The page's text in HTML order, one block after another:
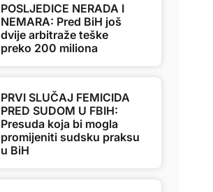
POSLJEDICE NERADA I
NEMARA: Pred BiH još
dvije arbitraže teške
preko 200 miliona
PRVI SLUČAJ FEMICIDA
PRED SUDOM U FBIH:
Presuda koja bi mogla
promijeniti sudsku praksu
u BiH